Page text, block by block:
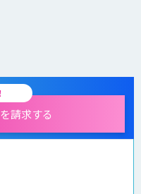
請求する